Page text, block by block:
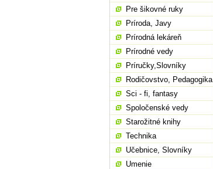
Pre šikovné ruky
Príroda, Javy
Prírodná lekáreň
Prírodné vedy
Príručky,Slovníky
Rodičovstvo, Pedagogika
Sci - fi, fantasy
Spoločenské vedy
Starožitné knihy
Technika
Učebnice, Slovníky
Umenie